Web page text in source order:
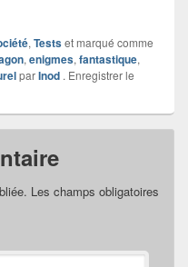
, Testset marqué comme
, enigmes, fantastique,
parInod . Enregistrer le
Les champs obligatoires